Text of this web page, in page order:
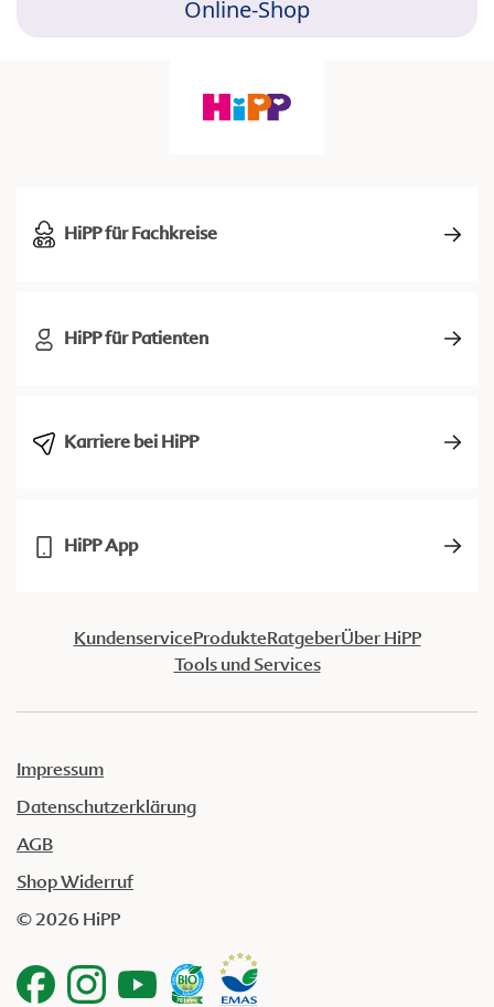
Online-Shop
HiPP für Fachkreise
HiPP für Patienten
Karriere bei HiPP
HiPP App
KundenserviceProdukteRatgeberÜber HiPP
Tools und Services
Impressum
Datenschutzerklärung
AGB
Shop Widerruf
© 2026 HiPP